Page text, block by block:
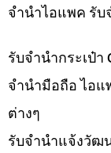
จำนำไอแพค รับ
รับจำนำกระเป๋า
จำนำมือถือ ไอ
ต่างๆ
รับจํานําแจ้งวัฒน